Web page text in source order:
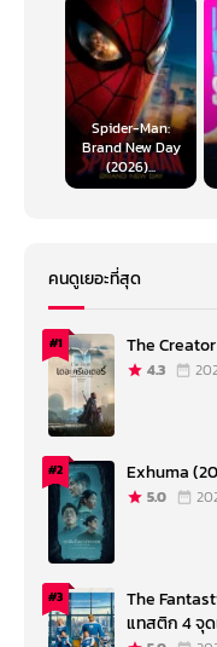
Spider-Man:
Brand New Day
(2026)...
คนดูเยอะที่สุด
#1 The Creator
4.3
#2 Exhuma
5.0
#3
The
แทสติก 4 จุด